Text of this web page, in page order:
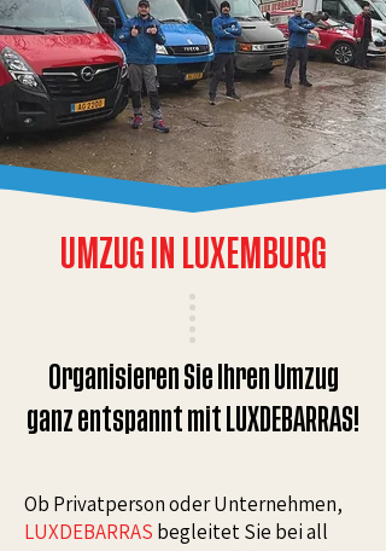
UMZUG IN LUXEMBURG
Organisieren Sie Ihren Umzug
ganz entspannt mit LUXDEBARRAS!
Ob Privatperson oder Unternehmen,
LUXDEBARRAS begleitet Sie bei all